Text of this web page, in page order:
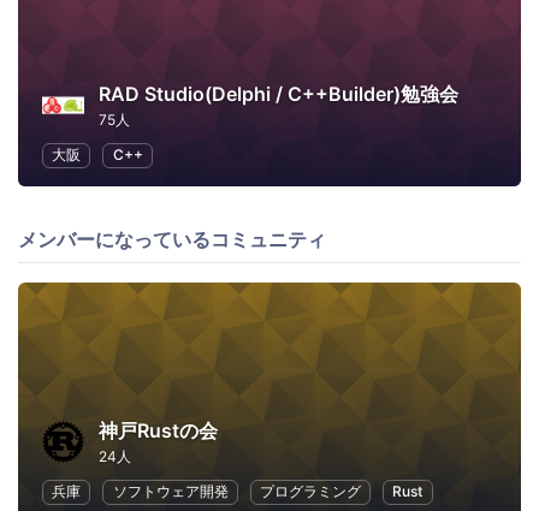
RAD Studio(Delphi / C++Builder)勉強会
75人
大阪
C++
メンバーになっているコミュニティ
神戸Rustの会
24人
兵庫
ソフトウェア開発 プログラミング Rust